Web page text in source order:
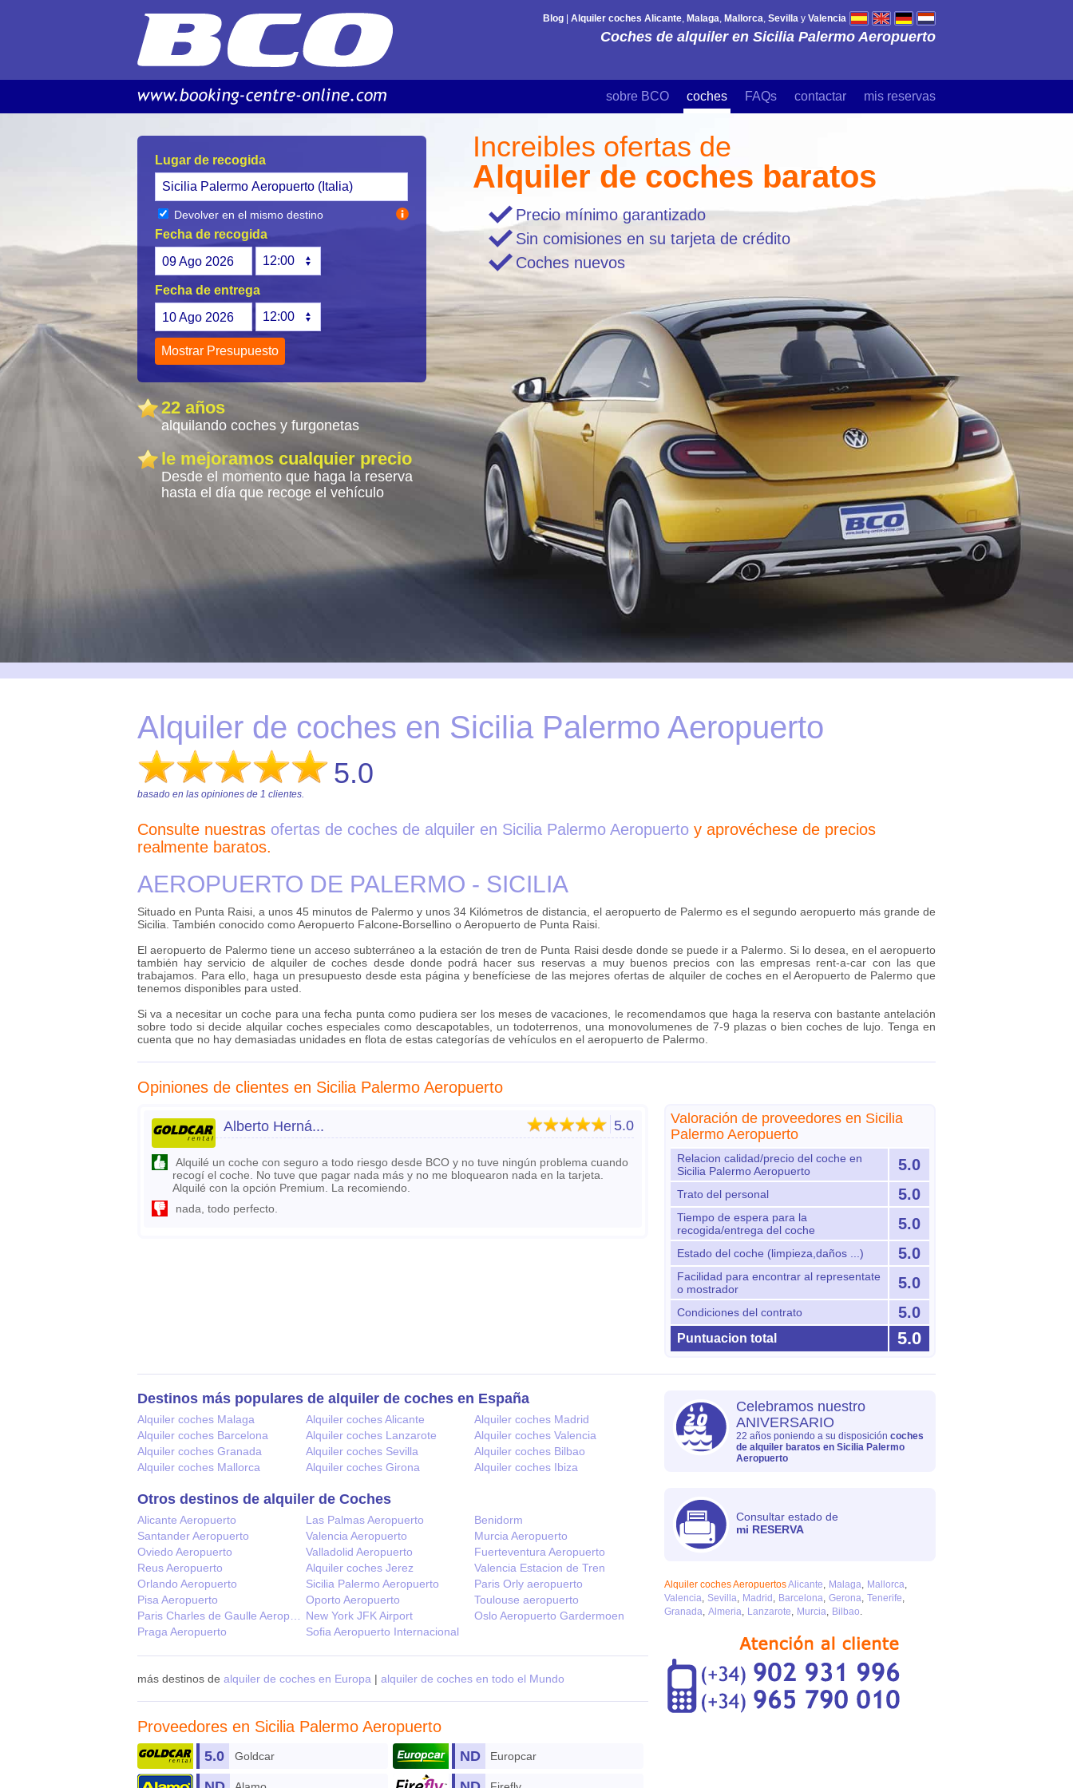
Alquiler de coches en Sicilia Palermo Aeropuerto
5.0
basado en las opiniones de 1 clientes.
Consulte nuestras ofertas de coches de alquiler en Sicilia Palermo Aeropuerto y aprovéchese de precios
realmente baratos.
AEROPUERTO DE PALERMO - SICILIA
Situado en Punta Raisi, a unos 45 minutos de Palermo y unos 34 Kilómetros de distancia, el aeropuerto de Palermo es el segundo aeropuerto más grande de
Sicilia. También conocido como Aeropuerto Falcone-Borsellino o Aeropuerto de Punta Raisi.
El aeropuerto de Palermo tiene un acceso subterráneo a la estación de tren de Punta Raisi desde donde se puede ir a Palermo. Si lo desea, en el aeropuerto
también hay servicio de alquiler de coches desde donde podrá hacer sus reservas a muy buenos precios con las empresas rent-a-car con las que
trabajamos. Para ello, haga un presupuesto desde esta página y benefíciese de las mejores ofertas de alquiler de coches en el Aeropuerto de Palermo que
tenemos disponibles para usted.
Si va a necesitar un coche para una fecha punta como pudiera ser los meses de vacaciones, le recomendamos que haga la reserva con bastante antelación
sobre todo si decide alquilar coches especiales como descapotables, un todoterrenos, una monovolumenes de 7-9 plazas o bien coches de lujo. Tenga en
cuenta que no hay demasiadas unidades en flota de estas categorías de vehículos en el aeropuerto de Palermo.
Opiniones de clientes en Sicilia Palermo Aeropuerto
Alberto Herná...
Alquilé un coche con seguro a todo riesgo desde BCO y no tuve ningún problema cuando
recogí el coche. No tuve que pagar nada más y no me bloquearon nada en la tarjeta.
Alquilé con la opción Premium. La recomiendo.
nada, todo perfecto.
5.0
Valoración de proveedores en Sicilia
Palermo Aeropuerto
Relacion calidad/precio del coche en
Sicilia Palermo Aeropuerto
5.0
Trato del personal 5.0
Tiempo de espera para la
recogida/entrega del coche
5.0
Estado del coche (limpieza,daños ...) 5.0
Facilidad para encontrar al representate
o mostrador
5.0
Condiciones del contrato 5.0
Puntuacion total 5.0
Destinos más populares de alquiler de coches en España
Alquiler coches Malaga Alquiler coches Alicante
Alquiler coches Madrid
Alquiler coches Barcelona
Alquiler coches Lanzarote
Alquiler coches Valencia
Alquiler coches Granada
Alquiler coches Sevilla
Alquiler coches Bilbao
Alquiler coches Mallorca
Alquiler coches Girona Alquiler coches Ibiza
Otros destinos de alquiler de Coches
Alicante Aeropuerto Las Palmas Aeropuerto
Benidorm
Santander Aeropuerto
Valencia Aeropuerto
Murcia Aeropuerto
Oviedo Aeropuerto
Valladolid Aeropuerto
Fuerteventura Aeropuerto
Reus Aeropuerto
Alquiler coches Jerez
Valencia Estacion de Tren
Orlando Aeropuerto
Sicilia Palermo Aeropuerto
Paris Orly aeropuerto
Pisa Aeropuerto
Oporto Aeropuerto
Toulouse aeropuerto
New York JFK Airport
Oslo Aeropuerto Gardermoen
Praga Aeropuerto
Sofia Aeropuerto Internacional
más destinos de alquiler de coches en Europa | alquiler de coches en todo el Mundo
Proveedores en Sicilia Palermo Aeropuerto
Goldcar
5.0 Europcar
ND
Celebramos nuestro
ANIVERSARIO
22 años poniendo a su disposición coches
de alquiler baratos en Sicilia Palermo
Aeropuerto
Consultar estado de
mi RESERVA
Alquiler coches AeropuertosAlicante Malaga
Mallorca
Valencia Sevilla Madrid Barcelona Gerona Tenerife
Granada Almeria Lanzarote Murcia Bilbao
Coches de alquiler en Sicilia Palermo Aeropuerto
Blog Alquiler coches Alicante, Malaga, Mallorca, Sevilla y Valencia
sobre BCO coches FAQs contactar mis reservas
Lugar de recogida
Devolver en el mismo destino
Fecha de recogida
09Ago 2026
Fecha de entrega
10Ago 2026
Increibles ofertas de
Alquiler de coches baratos
Precio mínimo garantizado
Sin comisiones en su tarjeta de crédito
Coches nuevos
22 años
alquilando coches y furgonetas
le mejoramos cualquier precio
Desde el momento que haga la reserva
hasta el día que recoge el vehículo